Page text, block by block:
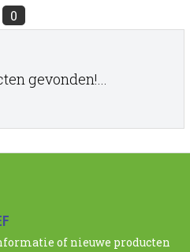
0
gevonden!...
of nieuwe producten